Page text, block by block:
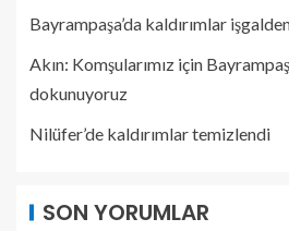
Bayrampaşa’da kaldırımlar
Akın: Komşularımız için
dokunuyoruz
Nilüfer’de kaldırımlar temizlendi
SON YORUMLAR